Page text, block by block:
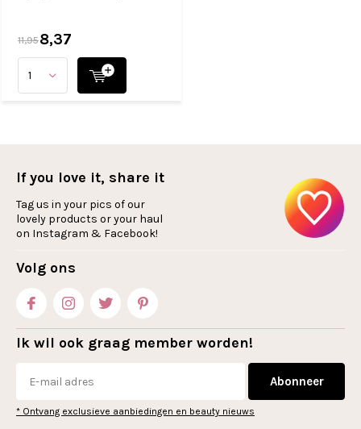
11,958,37
If you love it, share it
Tag us in your pics of our
lovely products or your haul
on Instagram & Facebook!
Volg ons
Ik wil ook graag member worden!
Abonneer
* Ontvang exclusieve aanbiedingen en beauty nieuws